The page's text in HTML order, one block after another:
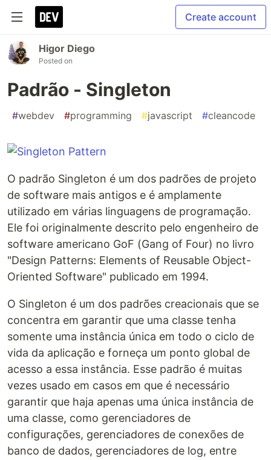
Create account
Higor Diego
Posted on
Padrão - Singleton
#webdev #programming #javascript #cleancode
O padrão Singleton é um dos padrões de projeto
de software mais antigos e é amplamente
utilizado em várias linguagens de programação.
Ele foi originalmente descrito pelo engenheiro de
software americano GoF (Gang of Four) no livro
"Design Patterns: Elements of Reusable Object-
Oriented Software" publicado em 1994.
O Singleton é um dos padrões creacionais que se
concentra em garantir que uma classe tenha
somente uma instância única em todo o ciclo de
vida da aplicação e forneça um ponto global de
acesso a essa instância. Esse padrão é muitas
vezes usado em casos em que é necessário
garantir que haja apenas uma única instância de
uma classe, como gerenciadores de
configurações, gerenciadores de conexões de
banco de dados, gerenciadores de log, entre